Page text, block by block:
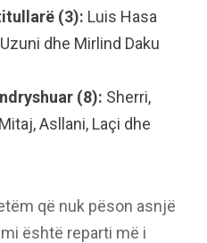
(3): Luis Hasa
dhe Mirlind Daku
(8): Sherri,
Asllani, Laçi dhe
që nuk pëson asnjë
është reparti më i